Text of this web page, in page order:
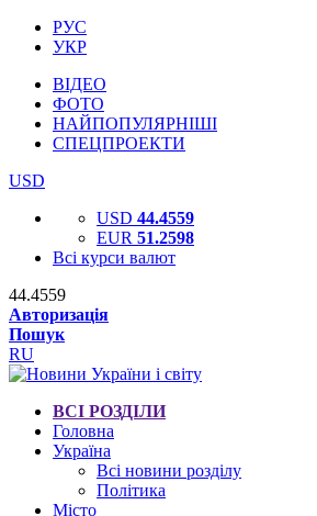
РУС
УКР
ВІДЕО
ФОТО
НАЙПОПУЛЯРНІШІ
СПЕЦПРОЕКТИ
USD
USD 44.4559
EUR 51.2598
Всі курси валют
44.4559
Авторизація
Пошук
RU
ВСІ РОЗДІЛИ
Головна
Україна
Всі новини розділу
Політика
Місто